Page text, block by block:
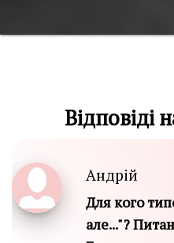
Відповіді
Андрій
Для кого
але..."?